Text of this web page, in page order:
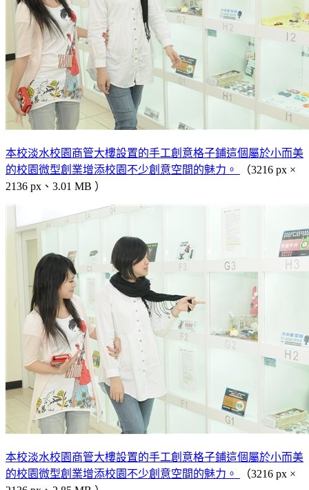
本校淡水校園商管大樓設置的手工創意格子鋪這個屬於小而美
的校園微型創業增添校園不少創意空間的魅力。
（3216 px ×
2136 px、3.01 MB ）
本校淡水校園商管大樓設置的手工創意格子鋪這個屬於小而美
的校園微型創業增添校園不少創意空間的魅力。
（3216 px ×